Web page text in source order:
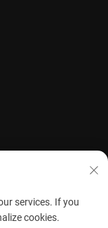
services. If you
cookies.